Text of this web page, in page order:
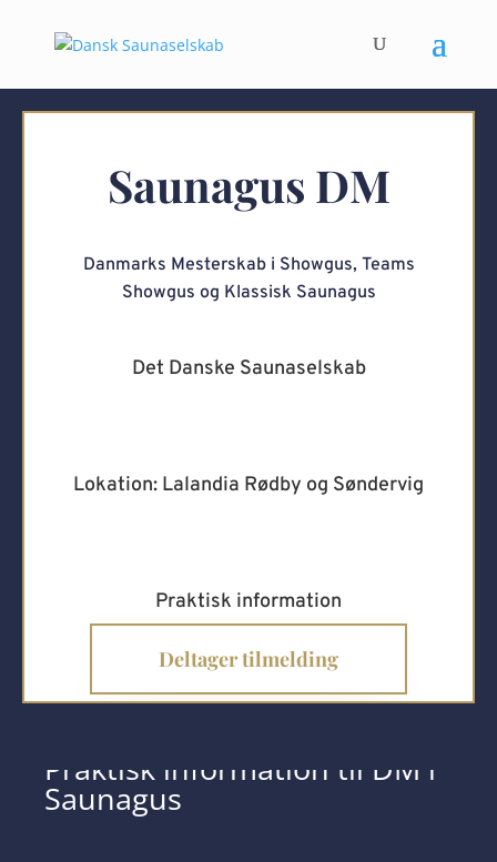
Saunagus DM
Danmarks Mesterskab i Showgus, Teams
Showgus og Klassisk Saunagus
Det Danske Saunaselskab
Lokation: Lalandia Rødby og Søndervig
Praktisk information
Deltager tilmelding
Praktisk information til DM i
Saunagus